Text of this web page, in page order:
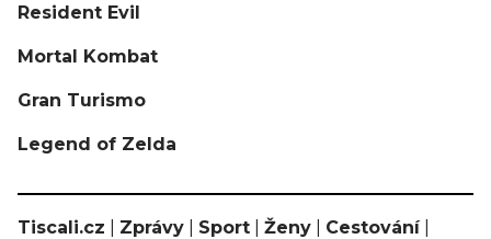
Resident Evil
Mortal Kombat
Gran Turismo
Legend of Zelda
Tiscali.cz Zprávy Sport Ženy Cestování|